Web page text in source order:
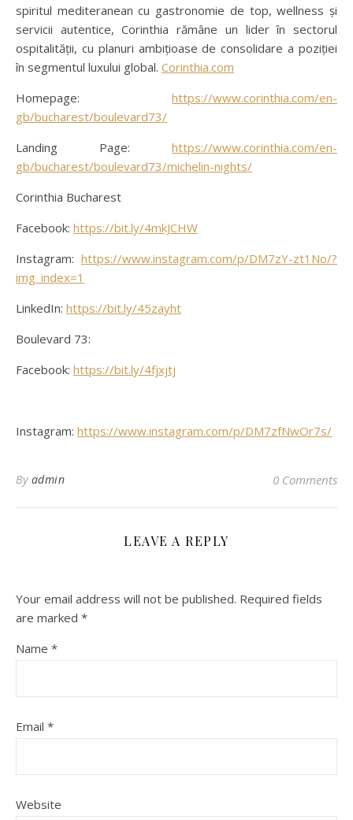
spiritul mediteranean cu gastronomie de top, wellness și
servicii autentice, Corinthia rămâne un lider în sectorul
ospitalității, cu planuri ambițioase de consolidare a poziției
în segmentul luxului global. Corinthia.com
Homepage: https://www.corinthia.com/en-
gb/bucharest/boulevard73/
Landing Page: https://www.corinthia.com/en-
gb/bucharest/boulevard73/michelin-nights/
Corinthia Bucharest
Facebook: https://bit.ly/4mkJCHW
Instagram: https://www.instagram.com/p/DM7zY-zt1No/?
img_index=1
LinkedIn: https://bit.ly/45zayht
Boulevard 73:
Facebook: https://bit.ly/4fjxjtj
Instagram: https://www.instagram.com/p/DM7zfNwOr7s/
By admin 0 Comments
LEAVE A REPLY
Your email address will not be published. Required fields
are marked *
Name *
Email *
Website